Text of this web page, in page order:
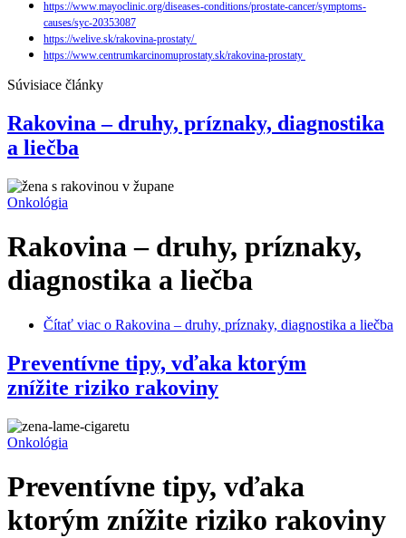
https://www.mayoclinic.org/diseases-conditions/prostate-cancer/symptoms-
causes/syc-20353087
https://welive.sk/rakovina-prostaty/
https://www.centrumkarcinomuprostaty.sk/rakovina-prostaty
Súvisiace články
Rakovina – druhy, príznaky, diagnostika
a liečba
Onkológia
Rakovina – druhy, príznaky,
diagnostika a liečba
Čítať viac o Rakovina – druhy, príznaky, diagnostika a liečba
Preventívne tipy, vďaka ktorým
znížite riziko rakoviny
Onkológia
Preventívne tipy, vďaka
ktorým znížite riziko rakoviny